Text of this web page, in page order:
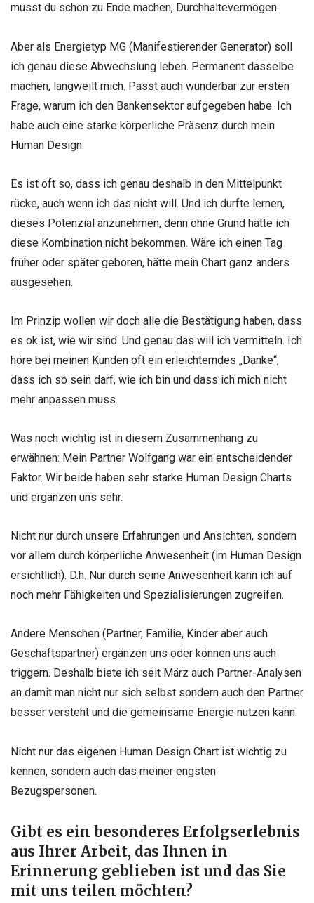
musst du schon zu Ende machen, Durchhaltevermögen.
Aber als Energietyp MG (Manifestierender Generator) soll
ich genau diese Abwechslung leben. Permanent dasselbe
machen, langweilt mich. Passt auch wunderbar zur ersten
Frage, warum ich den Bankensektor aufgegeben habe. Ich
habe auch eine starke körperliche Präsenz durch mein
Human Design.
Es ist oft so, dass ich genau deshalb in den Mittelpunkt
rücke, auch wenn ich das nicht will. Und ich durfte lernen,
dieses Potenzial anzunehmen, denn ohne Grund hätte ich
diese Kombination nicht bekommen. Wäre ich einen Tag
früher oder später geboren, hätte mein Chart ganz anders
ausgesehen.
Im Prinzip wollen wir doch alle die Bestätigung haben, dass
es ok ist, wie wir sind. Und genau das will ich vermitteln. Ich
höre bei meinen Kunden oft ein erleichterndes „Danke“,
dass ich so sein darf, wie ich bin und dass ich mich nicht
mehr anpassen muss.
Was noch wichtig ist in diesem Zusammenhang zu
erwähnen: Mein Partner Wolfgang war ein entscheidender
Faktor. Wir beide haben sehr starke Human Design Charts
und ergänzen uns sehr.
Nicht nur durch unsere Erfahrungen und Ansichten, sondern
vor allem durch körperliche Anwesenheit (im Human Design
ersichtlich). D.h. Nur durch seine Anwesenheit kann ich auf
noch mehr Fähigkeiten und Spezialisierungen zugreifen.
Andere Menschen (Partner, Familie, Kinder aber auch
Geschäftspartner) ergänzen uns oder können uns auch
triggern. Deshalb biete ich seit März auch Partner-Analysen
an damit man nicht nur sich selbst sondern auch den Partner
besser versteht und die gemeinsame Energie nutzen kann.
Nicht nur das eigenen Human Design Chart ist wichtig zu
kennen, sondern auch das meiner engsten
Bezugspersonen.
Gibt es ein besonderes Erfolgserlebnis
aus Ihrer Arbeit, das Ihnen in
Erinnerung geblieben ist und das Sie
mit uns teilen möchten?